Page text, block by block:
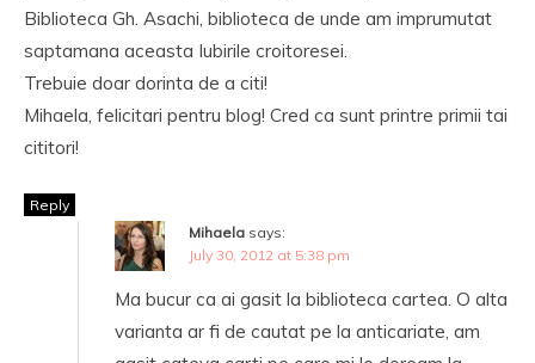
Biblioteca Gh. Asachi, biblioteca de unde am imprumutat
saptamana aceasta Iubirile croitoresei.
Trebuie doar dorinta de a citi!
Mihaela, felicitari pentru blog! Cred ca sunt printre primii tai
cititori!
Reply
Mihaela says:
July 30, 2012 at 5:38 pm
Ma bucur ca ai gasit la biblioteca cartea. O alta
varianta ar fi de cautat pe la anticariate, am